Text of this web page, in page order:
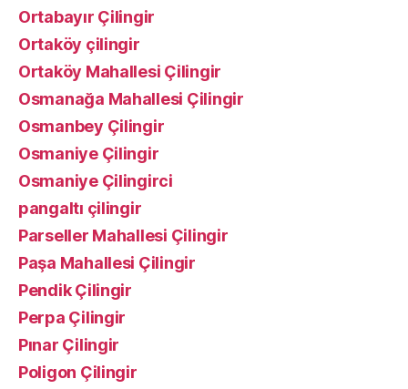
Ortabayır Çilingir
Ortaköy çilingir
Ortaköy Mahallesi Çilingir
Osmanağa Mahallesi Çilingir
Osmanbey Çilingir
Osmaniye Çilingir
Osmaniye Çilingirci
pangaltı çilingir
Parseller Mahallesi Çilingir
Paşa Mahallesi Çilingir
Pendik Çilingir
Perpa Çilingir
Pınar Çilingir
Poligon Çilingir